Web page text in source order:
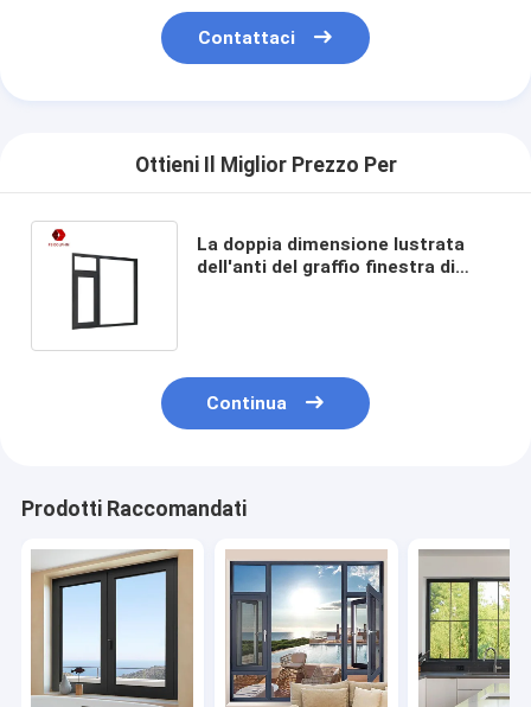
Contattaci
Ottieni Il Miglior Prezzo Per
La doppia dimensione lustrata
dell'anti del graffio finestra di
Continua
Prodotti Raccomandati